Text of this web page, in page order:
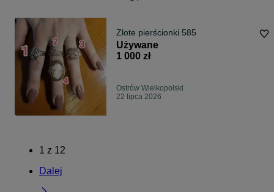
Zlote pierścionki 585
Używane
1 000 zł
Ostrów Wielkopolski
22 lipca 2026
1 z 12
Dalej